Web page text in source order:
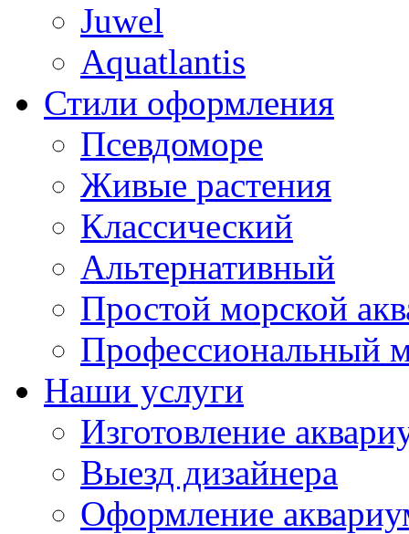
Juwel
Aquatlantis
Стили оформления
Псевдоморе
Живые растения
Классический
Альтернативный
Простой морской
Профессиональный
Наши услуги
Изготовление
Выезд дизайнера
Оформление